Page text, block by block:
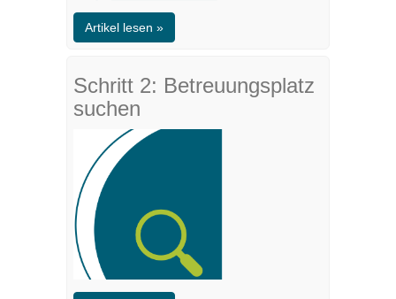
Artikel lesen »
Schritt 2: Betreuungsplatz
suchen